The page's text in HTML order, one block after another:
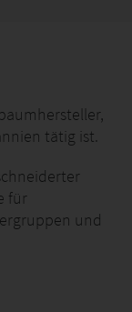
tätig ist.
für
und